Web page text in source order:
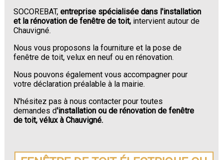
SOCOREBAT,entreprise spécialisée dans l'installation
et la rénovation de fenêtre de toit, intervient autour de
Chauvigné.
Nous vous proposons la fourniture et la pose de
fenêtre de toit, velux en neuf ou en rénovation.
Nous pouvons également vous accompagner pour
votre déclaration préalable à la mairie.
N'hésitez pas à nous contacter pour toutes
demandes d'installation ou de rénovation de fenêtre
de toit, vélux à Chauvigné.